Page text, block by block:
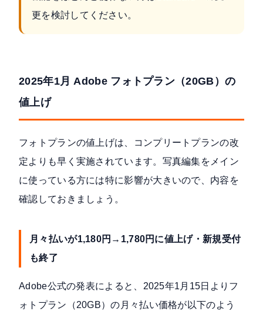
更を検討してください。
2025年1月 Adobe フォトプラン（20GB）の
値上げ
フォトプランの値上げは、コンプリートプランの改
定よりも早く実施されています。写真編集をメイン
に使っている方には特に影響が大きいので、内容を
確認しておきましょう。
月々払いが1,180円→1,780円に値上げ・新規受付
も終了
Adobe公式の発表によると、2025年1月15日よりフ
ォトプラン（20GB）の月々払い価格が以下のよう